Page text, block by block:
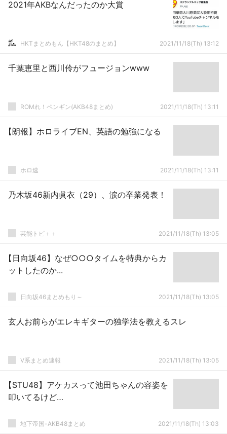
2021年AKBなんだったのか大賞
HKTまとめもん【HKT48のまとめ】 2021/11/18(Th) 13:12
千葉恵里と西川伶がフュージョンwww
ROMれ！ペンギン(AKB48まとめ) 2021/11/18(Th) 13:11
【朗報】ホロライブEN、英語の勉強になる
ホロ速 2021/11/18(Th) 13:11
乃木坂46新内眞衣（29）、涙の卒業発表！
芸能トピ＋＋ 2021/11/18(Th) 13:05
【日向坂46】なぜ○○○タイムを特典からカ
ットしたのか...
日向坂46まとめもり～ 2021/11/18(Th) 13:05
玄人お前らがエレキギターの独学法を教えるスレ
V系まとめ速報 2021/11/18(Th) 13:05
【STU48】アケカスって池田ちゃんの容姿を
叩いてるけど…
地下帝国-AKB48まとめ 2021/11/18(Th) 13:03